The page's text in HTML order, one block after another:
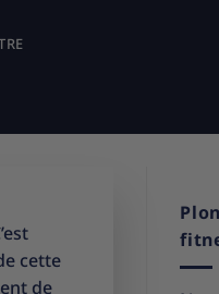
cette
de